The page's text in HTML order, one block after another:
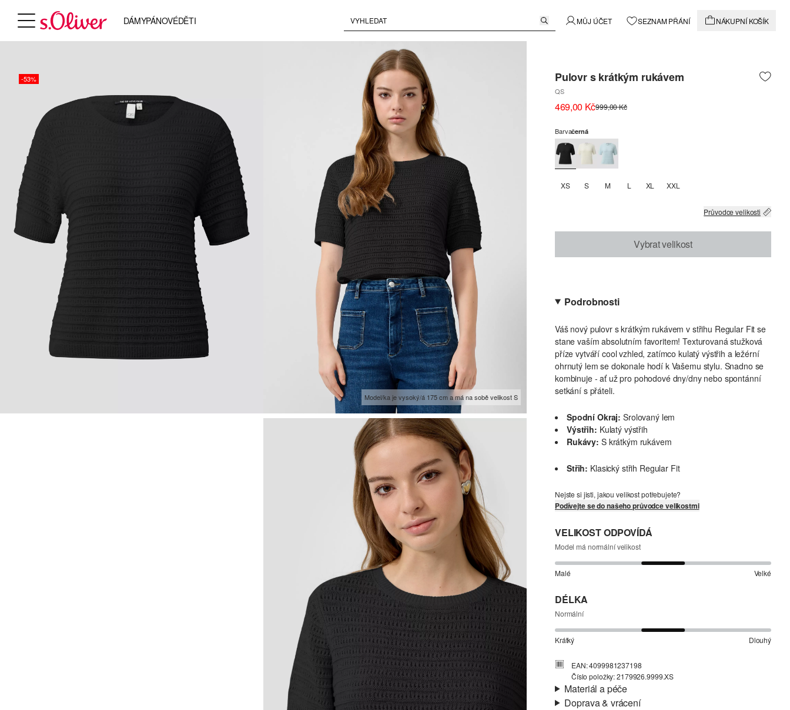
DÁMYPÁNOVÉDĚTI MŮJ ÚČET SEZNAM PŘÁNÍ NÁKUPNÍ KOŠÍK
-53%
Model/ka je vysoký/á 175 cm a má na sobě velikost S
Pulovr s krátkým rukávem
QS
469,00 Kč999,00 Kč
Barvačerná
XS S M L XL XXL
Průvodce velikosti
Vybrat velikost
Podrobnosti
Váš nový pulovr s krátkým rukávem v střihu Regular Fit se
stane vaším absolutním favoritem! Texturovaná stužková
příze vytváří cool vzhled, zatímco kulatý výstřih a ležérní
ohrnutý lem se dokonale hodí k Vašemu stylu. Snadno se
kombinuje - ať už pro pohodové dny/dny nebo spontánní
setkání s přáteli.
Spodní Okraj: Srolovaný lem
Výstřih: Kulatý výstřih
Rukávy: S krátkým rukávem
Střih: Klasický střih Regular Fit
Nejste si jisti, jakou velikost potřebujete?
Podívejte se do našeho průvodce velikostmi
VELIKOST ODPOVÍDÁ
Model má normální velikost
Malé Velké
DÉLKA
Normální
Krátký Dlouhý
EAN: 4099981237198
Číslo položky: 2179926.9999.XS
Materiál a péče
Doprava & vrácení